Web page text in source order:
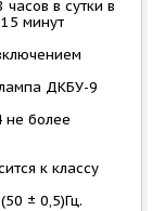
в сутки в
минут
ДКБУ-9
не более
к классу
± 0,5)Гц.